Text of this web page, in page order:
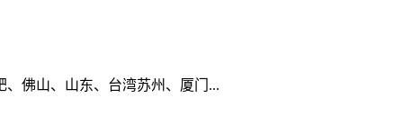
佛山、山东、台湾苏州、厦门...